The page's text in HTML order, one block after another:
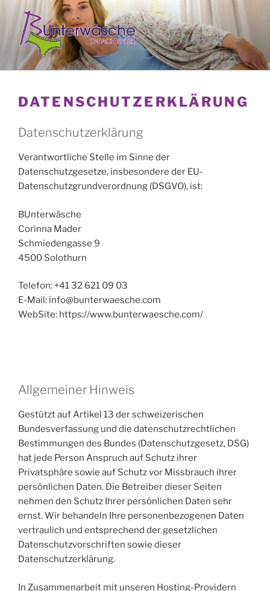
springen
BUNTERWÄSCHE
Einfach Spitze
DATENSCHUTZERKLÄRUNG
Datenschutzerklärung
Verantwortliche Stelle im Sinne der
Datenschutzgesetze, insbesondere der EU-
Datenschutzgrundverordnung (DSGVO), ist:
BUnterwäsche
Corinna Mader
Schmiedengasse 9
4500 Solothurn
Telefon: +41 32 621 09 03
E-Mail: info@bunterwaesche.com
WebSite: https://www.bunterwaesche.com/
Allgemeiner Hinweis
Gestützt auf Artikel 13 der schweizerischen
Bundesverfassung und die datenschutzrechtlichen
Bestimmungen des Bundes (Datenschutzgesetz, DSG)
hat jede Person Anspruch auf Schutz ihrer
Privatsphäre sowie auf Schutz vor Missbrauch ihrer
persönlichen Daten. Die Betreiber dieser Seiten
nehmen den Schutz Ihrer persönlichen Daten sehr
ernst. Wir behandeln Ihre personenbezogenen Daten
vertraulich und entsprechend der gesetzlichen
Datenschutzvorschriften sowie dieser
Datenschutzerklärung.
In Zusammenarbeit mit unseren Hosting-Providern